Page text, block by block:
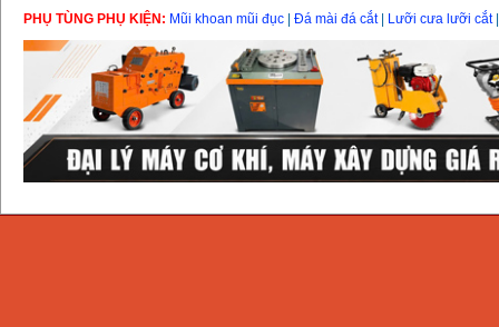
PHỤ TÙNG PHỤ KIỆN: Mũi khoan mũi đục Đá mài đá cắt| Lưỡi cưa lưỡi cắt